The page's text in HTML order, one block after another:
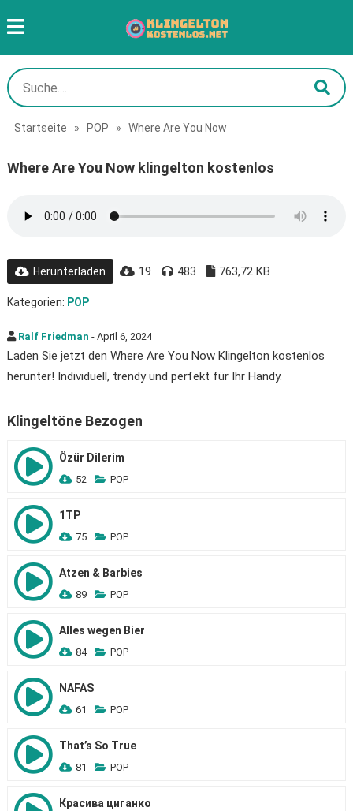
Startseite » POP » Where Are You Now
Where Are You Now klingelton kostenlos
Herunterladen 19 483 763,72 KB
Kategorien: POP
Ralf Friedman - April 6, 2024
Laden Sie jetzt den Where Are You Now Klingelton kostenlos
herunter! Individuell, trendy und perfekt für Ihr Handy.
Klingeltöne Bezogen
Özür Dilerim
52 POP
1TP
75 POP
Atzen & Barbies
89 POP
Alles wegen Bier
84 POP
NAFAS
61 POP
That’s So True
81 POP
Красива циганко